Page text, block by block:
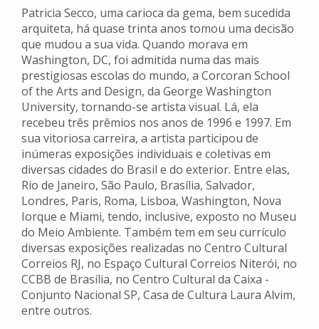
Patricia Secco, uma carioca da gema, bem sucedida
arquiteta, há quase trinta anos tomou uma decisão
que mudou a sua vida. Quando morava em
Washington, DC, foi admitida numa das mais
prestigiosas escolas do mundo, a Corcoran School
of the Arts and Design, da George Washington
University, tornando-se artista visual. Lá, ela
recebeu três prêmios nos anos de 1996 e 1997. Em
sua vitoriosa carreira, a artista participou de
inúmeras exposições individuais e coletivas em
diversas cidades do Brasil e do exterior. Entre elas,
Rio de Janeiro, São Paulo, Brasília, Salvador,
Londres, Paris, Roma, Lisboa, Washington, Nova
Iorque e Miami, tendo, inclusive, exposto no Museu
do Meio Ambiente. Também tem em seu currículo
diversas exposições realizadas no Centro Cultural
Correios RJ, no Espaço Cultural Correios Niterói, no
CCBB de Brasília, no Centro Cultural da Caixa -
Conjunto Nacional SP, Casa de Cultura Laura Alvim,
entre outros.